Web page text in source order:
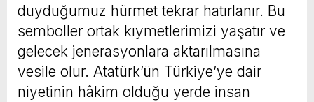
duyduğumuz hürmet tekrar hatırlanır. Bu
semboller ortak kıymetlerimizi yaşatır ve
gelecek jenerasyonlara aktarılmasına
vesile olur. Atatürk’ün Türkiye’ye dair
niyetinin hâkim olduğu yerde insan